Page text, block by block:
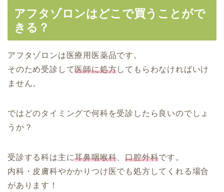
アフタゾロンはどこで買うことがで
きる？
アフタゾロンは医療用医薬品です。
そのため受診して医師に処方してもらわなければいけ
ません。
ではどのタイミングで何科を受診したら良いのでしょ
うか？
受診する科は主に耳鼻咽喉科 、口腔外科です。
内科・皮膚科やかかりつけ医でも処方してくれる場合
があります！